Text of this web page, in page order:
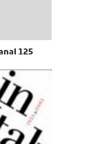
125 Jahre Suezkanal